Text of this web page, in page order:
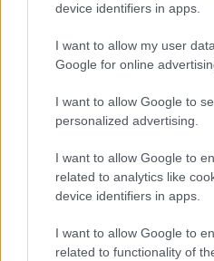
device identifiers in apps.
I want to allow my user
Google for online
I want to allow Google to
personalized advertising.
I want to allow Google to
related to analytics like
device identifiers in apps.
I want to allow Google to
related to functionality of
Új és Használt GSM kiemelt